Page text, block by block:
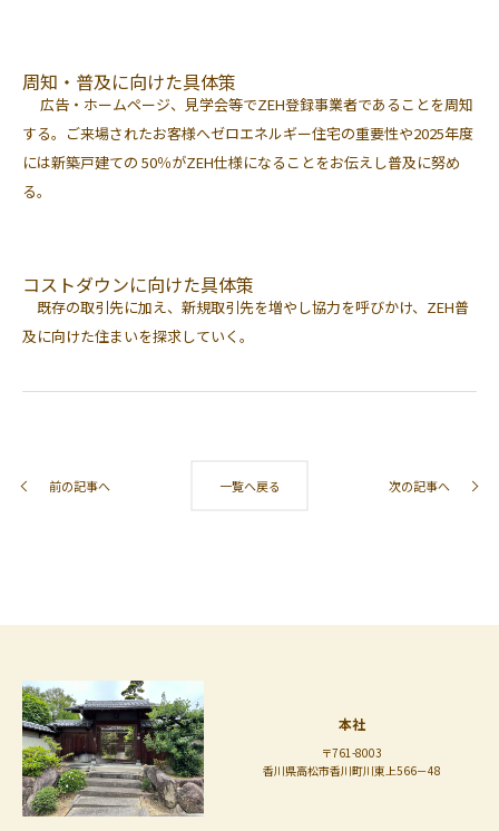
周知・普及に向けた具体策
広告・ホームページ、見学会等でZEH登録事業者であることを周知
する。 ご来場されたお客様へゼロエネルギー住宅の重要性や2025年度
には新築戸建ての 50％がZEH仕様になることをお伝えし普及に努め
る。
コストダウンに向けた具体策
既存の取引先に加え、新規取引先を増やし協力を呼びかけ、ZEH普
及に向けた住まいを探求していく。
前の記事へ 一覧へ戻る 次の記事へ
本社
〒761-8003
香川県高松市香川町川東上566－48